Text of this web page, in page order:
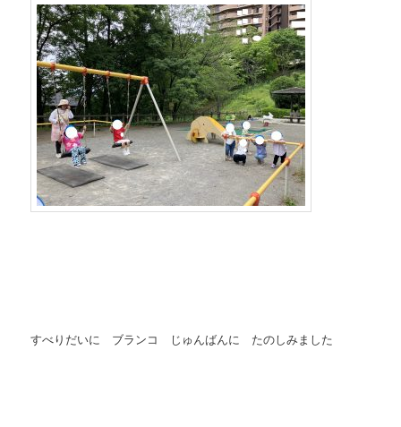
すべりだいに ブランコ じゅんばんに たのしみました